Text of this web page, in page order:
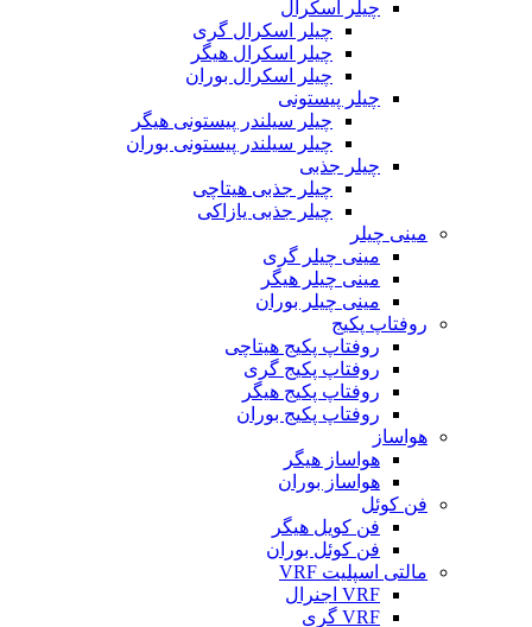
چیلر اسکرال
چیلر اسکرال گری
چیلر اسکرال هیگر
چیلر اسکرال بوران
چیلر پیستونی
چیلر سیلندر پیستونی هیگر
چیلر سیلندر پیستونی بوران
چیلر جذبی
چیلر جذبی هیتاچی
چیلر جذبی یازاکی
مینی چیلر
مینی چیلر گری
مینی چیلر هیگر
مینی چیلر بوران
روفتاپ پکیج
روفتاپ پکیج هیتاچی
روفتاپ پکیج گری
روفتاپ پکیج هیگر
روفتاپ پکیج بوران
هواساز
هواساز هیگر
هواساز بوران
فن کوئل
فن کویل هیگر
فن کوئل بوران
مالتی اسپلیت VRF
VRF اجنرال
VRF گری